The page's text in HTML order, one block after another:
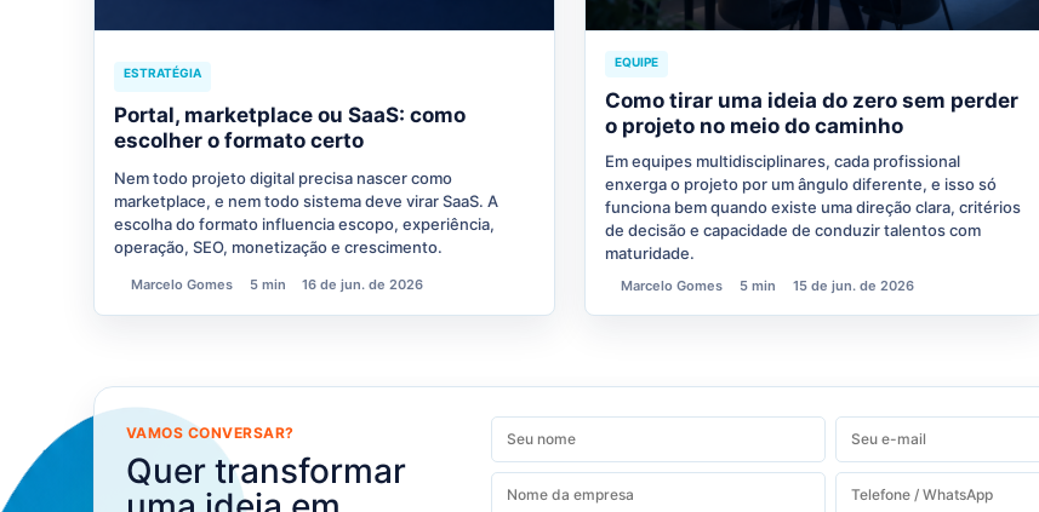
ESTRATÉGIA
Portal, marketplace ou SaaS: como
escolher o formato certo
Nem todo projeto digital precisa nascer como
marketplace, e nem todo sistema deve virar SaaS. A
escolha do formato influencia escopo, experiência,
operação, SEO, monetização e crescimento.
Marcelo Gomes 5 min 16 de jun. de 2026
EQUIPE
Como tirar uma ideia do zero sem perder
o projeto no meio do caminho
Em equipes multidisciplinares, cada profissional
enxerga o projeto por um ângulo diferente, e isso só
funciona bem quando existe uma direção clara, critérios
de decisão e capacidade de conduzir talentos com
maturidade.
Marcelo Gomes 5 min 15 de jun. de 2026
VAMOS CONVERSAR?
Quer transformar